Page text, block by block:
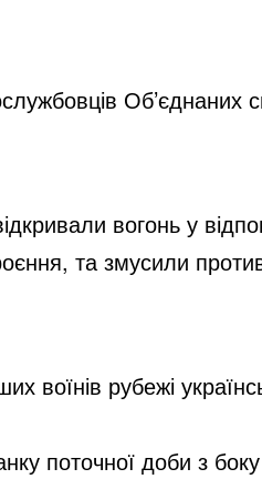
Об’єднаних
вогонь у
та змусили
воїнів рубежі
поточної доби з